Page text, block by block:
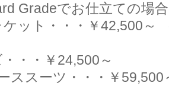
Gradeでお仕立ての場
ット・・・￥42,500～
・・￥24,500～
ススーツ・・・￥59,500